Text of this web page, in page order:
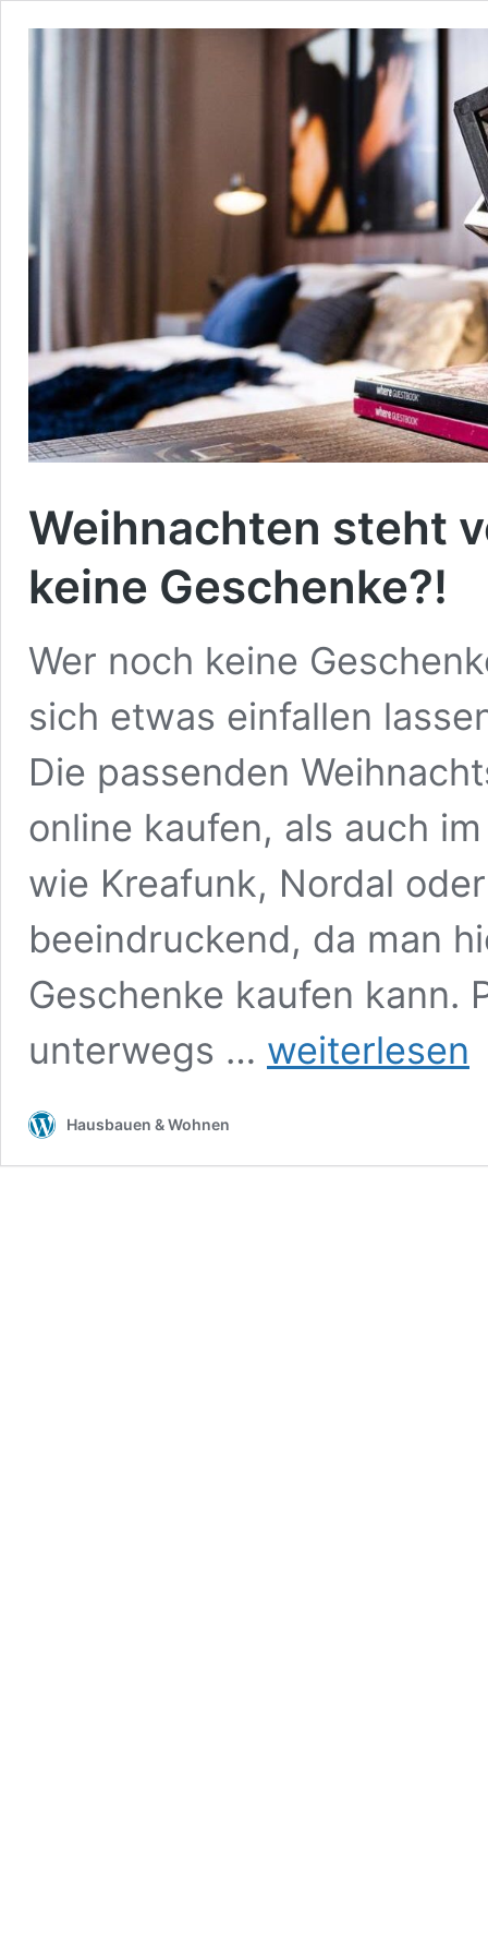
Weihnachten steht
keine Geschenke?!
Wer noch keine
sich etwas einfallen
Die passenden
online kaufen, als auch
wie Kreafunk, Nordal
beeindruckend, da man
Geschenke kaufen kann.
unterwegs …
Weihnachten
steht
noch
weiterlesen
Hausbauen & Wohnen